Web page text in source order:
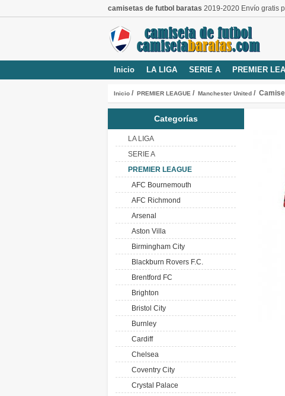
camisetas de futbol baratas 2019-2020 Envío gratis
Inicio LA LIGA SERIE A PREMIER
Inicio / PREMIER LEAGUE / Manchester United /
Categorías
LA LIGA
SERIE A
PREMIER LEAGUE
AFC Bournemouth
AFC Richmond
Arsenal
Aston Villa
Birmingham City
Blackburn Rovers F.C.
Brentford FC
Brighton
Bristol City
Burnley
Cardiff
Chelsea
Coventry City
Crystal Palace